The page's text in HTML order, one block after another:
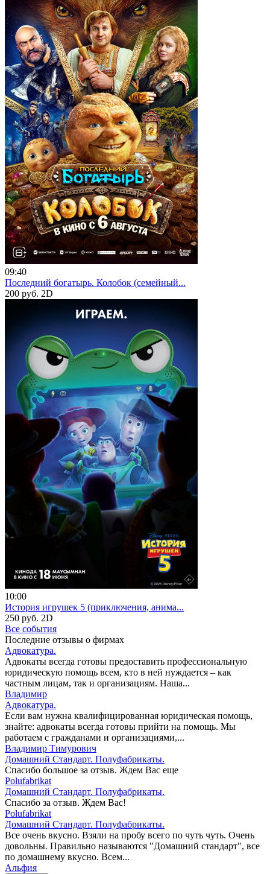
09:40
Последний богатырь. Колобок (семейный...
200 руб. 2D
10:00
История игрушек 5 (приключения, анима...
250 руб. 2D
Все события
Последние отзывы о фирмах
Адвокатура.
Адвокаты всегда готовы предоставить профессиональную
юридическую помощь всем, кто в ней нуждается – как
частным лицам, так и организациям. Наша...
Владимир
Адвокатура.
Если вам нужна квалифицированная юридическая помощь,
знайте: адвокаты всегда готовы прийти на помощь. Мы
работаем с гражданами и организациями,...
Владимир Тимурович
Домашний Стандарт. Полуфабрикаты.
Спасибо большое за отзыв. Ждем Вас еще
Polufabrikat
Домашний Стандарт. Полуфабрикаты.
Спасибо за отзыв. Ждем Вас!
Polufabrikat
Домашний Стандарт. Полуфабрикаты.
Все очень вкусно. Взяли на пробу всего по чуть чуть. Очень
довольны. Правильно называются "Домашний стандарт", все
по домашнему вкусно. Всем...
Альфия